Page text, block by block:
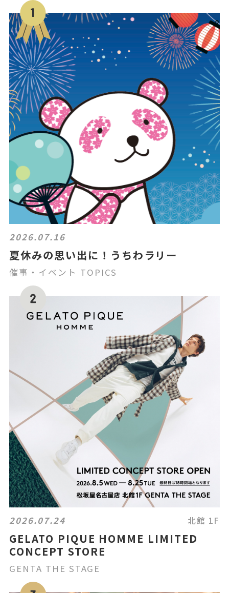
2026.07.16
夏休みの思い出に！うちわラリー
催事・イベント TOPICS
2026.07.24 北館 1F
GELATO PIQUE HOMME LIMITED
CONCEPT STORE
GENTA THE STAGE